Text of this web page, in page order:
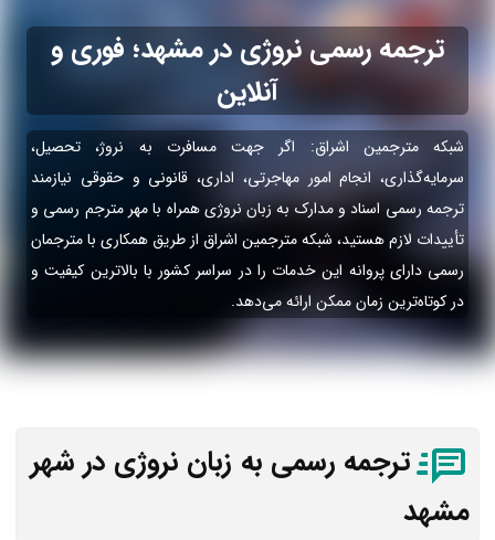
ترجمه رسمی نروژی در مشهد؛ فوری و
آنلاین
شبکه مترجمین اشراق: اگر جهت مسافرت به نروژ، تحصیل،
سرمایه‌گذاری، انجام امور مهاجرتی، اداری، قانونی و حقوقی نیازمند
ترجمه رسمی اسناد و مدارک به زبان نروژی همراه با مهر مترجم رسمی و
تأییدات لازم هستید، شبکه مترجمین اشراق از طریق همکاری با مترجمان
رسمی دارای پروانه این خدمات را در سراسر کشور با بالاترین کیفیت و
در کوتاه‌ترین زمان ممکن ارائه می‌دهد.
ترجمه رسمی به زبان نروژی در شهر
مشهد